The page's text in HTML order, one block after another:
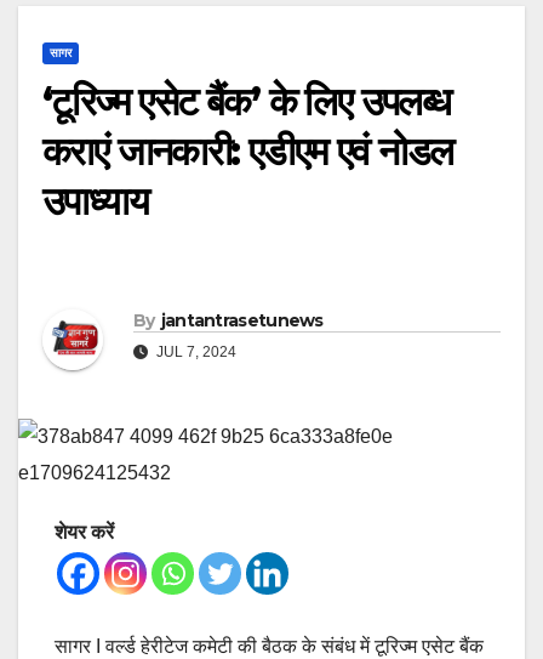
सागर
‘टूरिज्म एसेट बैंक’ के लिए उपलब्ध
कराएं जानकारी: एडीएम एवं नोडल
उपाध्याय
By jantantrasetunews
JUL 7, 2024
शेयर करें
सागर I वर्ल्ड हेरीटेज कमेटी की बैठक के संबंध में टूरिज्म एसेट बैंक